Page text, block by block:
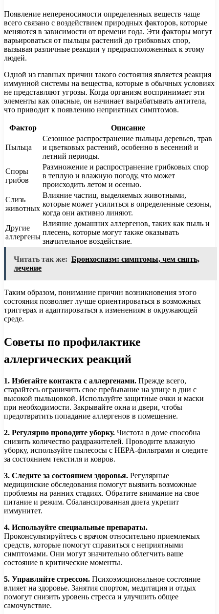
Появление непереносимости определенных веществ чаще
всего связано с воздействием природных факторов, которые
меняются в зависимости от времени года. Эти факторы могут
варьироваться от пыльцы растений до грибковых спор,
вызывая различные реакции у предрасположенных к этому
людей.
Одной из главных причин такого состояния является реакция
иммунной системы на вещества, которые в обычных условиях
не представляют угрозы. Когда организм воспринимает эти
элементы как опасные, он начинает вырабатывать антитела,
что приводит к появлению неприятных симптомов.
Фактор Описание
Пыльца
Сезонное распространение пыльцы деревьев, трав
и цветковых растений, особенно в весенний и
летний периоды.
Споры
грибов
Размножение и распространение грибковых спор
в теплую и влажную погоду, что может
происходить летом и осенью.
Слизь
животных
Влияние частиц, выделяемых животными,
которые может усилиться в определенные сезоны,
когда они активно линяют.
Другие
аллергены
Влияние домашних аллергенов, таких как пыль и
плесень, которые могут также оказывать
значительное воздействие.
Читать так же: Бронхоспазм: симптомы, чем снять,
лечение
Таким образом, понимание причин возникновения этого
состояния позволяет лучше ориентироваться в возможных
триггерах и адаптироваться к изменениям в окружающей
среде.
Советы по профилактике
аллергических реакций
1. Избегайте контакта с аллергенами. Прежде всего,
старайтесь ограничить свое пребывание на улице в дни с
высокой пыльцовкой. Используйте защитные очки и маски
при необходимости. Закрывайте окна и двери, чтобы
предотвратить попадание аллергенов в помещение.
2. Регулярно проводите уборку. Чистота в доме способна
снизить количество раздражителей. Проводите влажную
уборку, используйте пылесосы с HEPA-фильтрами и следите
за состоянием текстиля и ковров.
3. Следите за состоянием здоровья. Регулярные
медицинские обследования помогут выявить возможные
проблемы на ранних стадиях. Обратите внимание на свое
питание и режим. Сбалансированная диета укрепит
иммунитет.
4. Используйте специальные препараты.
Проконсультируйтесь с врачом относительно приемлемых
средств, которые помогут справиться с неприятными
симптомами. Они могут значительно облегчить ваше
состояние в критические моменты.
5. Управляйте стрессом. Психоэмоциональное состояние
влияет на здоровье. Занятия спортом, медитация и отдых
помогут снизить уровень стресса и улучшить общее
самочувствие.